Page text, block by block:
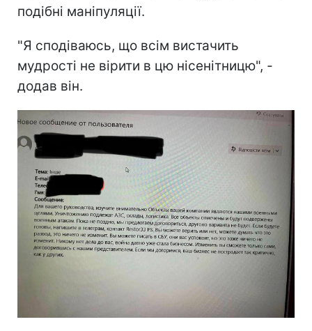
подібні маніпуляції.
"Я сподіваюсь, що всім вистачить
мудрості не вірити в цю нісенітницю", -
додав він.